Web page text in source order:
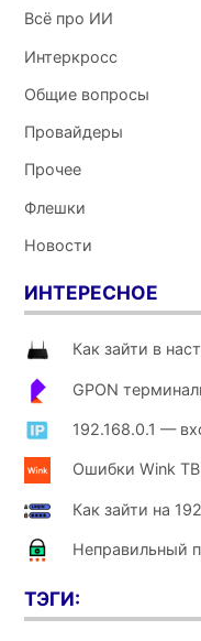
Всё про ИИ
Интеркросс
Общие вопросы
Провайдеры
Прочее
Флешки
Новости
ИНТЕРЕСНОЕ
Как зайти в
GPON
192.168.0.1 —
Ошибки Wink ТВ
Как зайти на
Неправильный
ТЭГИ: